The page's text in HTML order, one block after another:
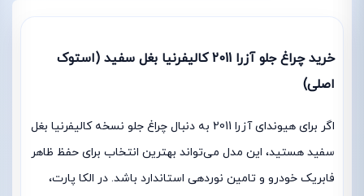
خرید چراغ جلو آزرا 2011 کالیفرنیا بغل سفید (استوک
اصلی)
اگر برای هیوندای آزرا 2011 به دنبال چراغ جلو نسخه کالیفرنیا بغل
سفید هستید، این مدل می‌تواند بهترین انتخاب برای حفظ ظاهر
فابریک خودرو و تامین نوردهی استاندارد باشد. در الکا پارت،